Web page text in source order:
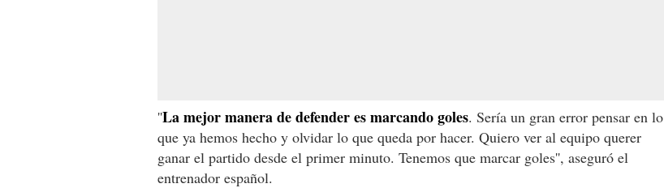
''La mejor manera de defender es marcando goles. Sería un gran error pensar en lo
que ya hemos hecho y olvidar lo que queda por hacer. Quiero ver al equipo querer
ganar el partido desde el primer minuto. Tenemos que marcar goles'', aseguró el
entrenador español.